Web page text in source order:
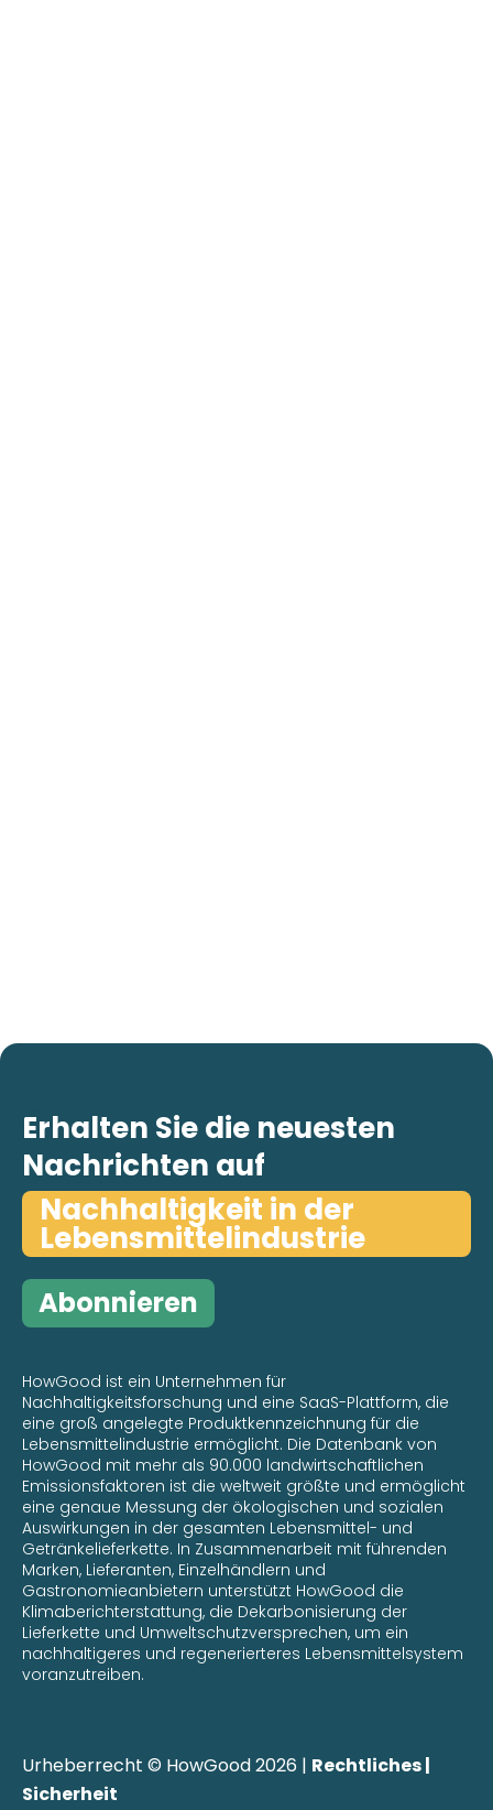
Erhalten Sie die neuesten
Nachrichten auf
Nachhaltigkeit in der
Lebensmittelindustrie
Abonnieren
HowGood ist ein Unternehmen für
Nachhaltigkeitsforschung und eine SaaS-Plattform, die
eine groß angelegte Produktkennzeichnung für die
Lebensmittelindustrie ermöglicht. Die Datenbank von
HowGood mit mehr als 90.000 landwirtschaftlichen
Emissionsfaktoren ist die weltweit größte und ermöglicht
eine genaue Messung der ökologischen und sozialen
Auswirkungen in der gesamten Lebensmittel- und
Getränkelieferkette. In Zusammenarbeit mit führenden
Marken, Lieferanten, Einzelhändlern und
Gastronomieanbietern unterstützt HowGood die
Klimaberichterstattung, die Dekarbonisierung der
Lieferkette und Umweltschutzversprechen, um ein
nachhaltigeres und regenerierteres Lebensmittelsystem
voranzutreiben.
Urheberrecht © HowGood 2026 | Rechtliches |
Sicherheit